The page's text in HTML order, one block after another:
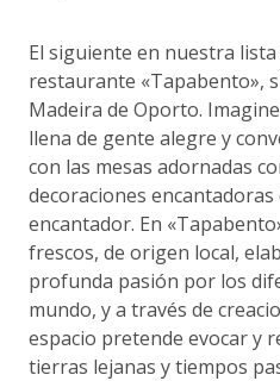
El siguiente en nuestra
restaurante «Tapabento»,
Madeira de Oporto.
llena de gente alegre y
con las mesas adornadas
decoraciones
encantador. En
frescos, de origen local,
profunda pasión por los
mundo, y a través de
espacio pretende evocar y
tierras lejanas y tiempos